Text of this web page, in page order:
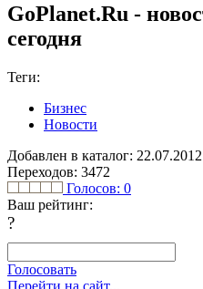
GoPlanet.Ru -
сегодня
Теги:
Бизнес
Новости
Добавлен в каталог: 22.07.2012
Переходов: 3472
Голосов: 0
Ваш рейтинг:
?
Голосовать
Перейти на сайт...